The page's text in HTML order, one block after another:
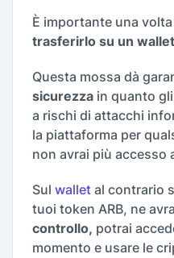
È importante una
trasferirlo su un
Questa mossa dà
sicurezza in quanto
a rischi di attacchi
la piattaforma per
non avrai più accesso
Sul wallet al contrario
tuoi token ARB, ne
controllo, potrai
momento e usare le